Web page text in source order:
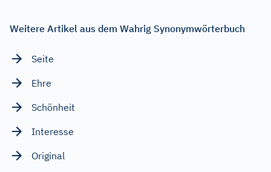
Weitere Artikel aus dem Wahrig Synonymwörterbuch
Seite
Ehre
Schönheit
Interesse
Original